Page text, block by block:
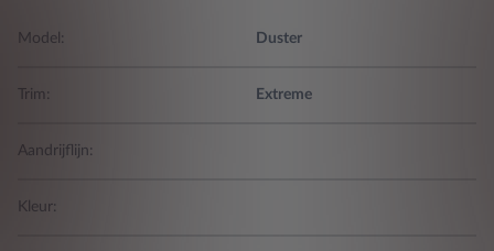
Model: Duster
Trim: Extreme
Aandrijflijn:
Kleur: